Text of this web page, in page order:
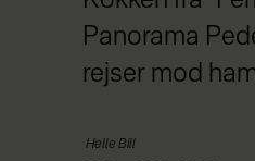
Panorama
rejser mod
Helle Bill